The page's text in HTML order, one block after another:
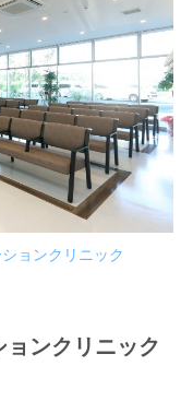
ョンクリニック
ンクリニック